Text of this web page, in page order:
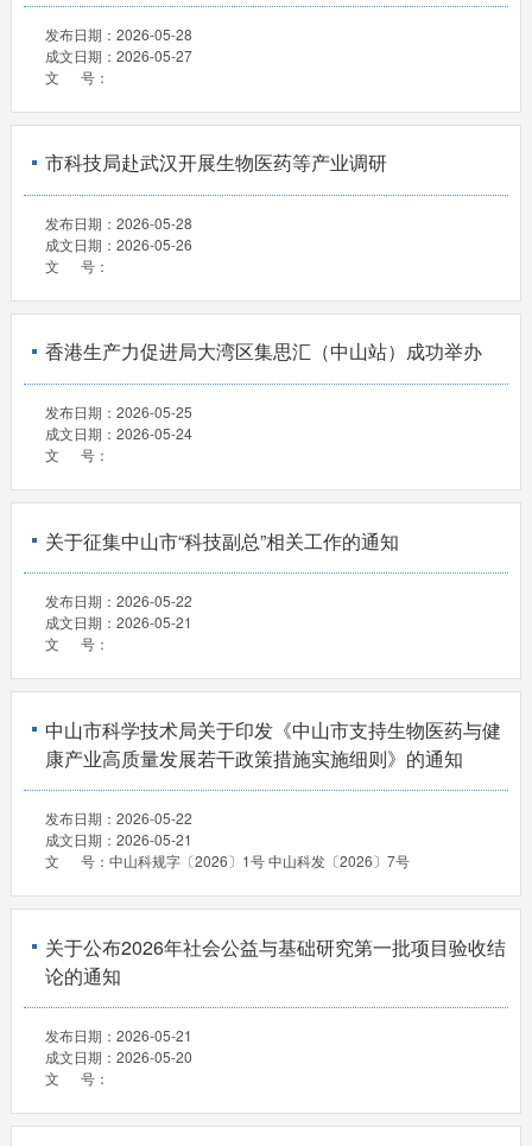
发布日期： 2026-05-28
成文日期： 2026-05-27
文 号：
市科技局赴武汉开展生物医药等产业调研
发布日期： 2026-05-28
成文日期： 2026-05-26
文 号：
香港生产力促进局大湾区集思汇（中山站）成功举办
发布日期： 2026-05-25
成文日期： 2026-05-24
文 号：
关于征集中山市“科技副总”相关工作的通知
发布日期： 2026-05-22
成文日期： 2026-05-21
文 号：
中山市科学技术局关于印发《中山市支持生物医药与健
康产业高质量发展若干政策措施实施细则》的通知
发布日期： 2026-05-22
成文日期： 2026-05-21
文 号： 中山科规字〔2026〕1号 中山科发〔2026〕7号
关于公布2026年社会公益与基础研究第一批项目验收结
论的通知
发布日期： 2026-05-21
成文日期： 2026-05-20
文 号：